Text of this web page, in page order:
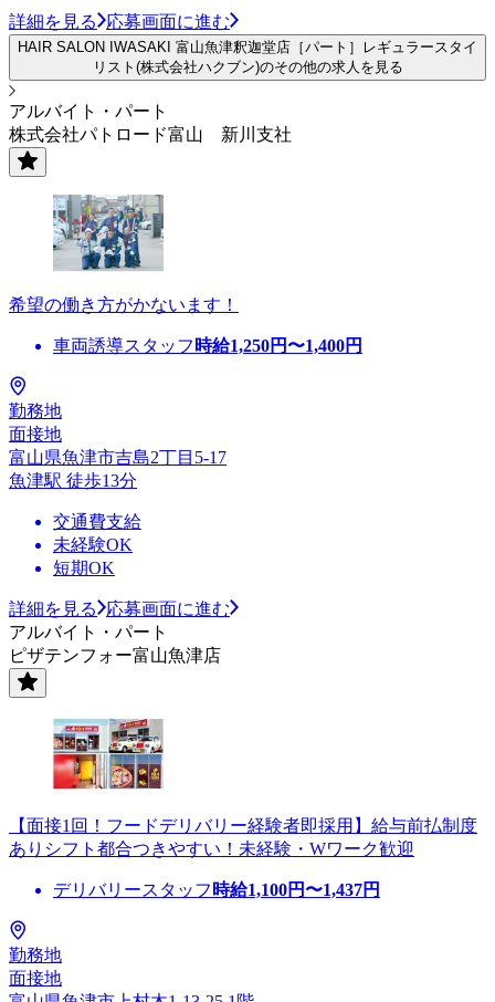
詳細を見る 応募画面に進む
HAIR SALON IWASAKI 富山魚津釈迦堂店［パート］レギュラースタイ
リスト(株式会社ハクブン)のその他の求人を見る
アルバイト・パート
株式会社パトロード富山 新川支社
希望の働き方がかないます！
車両誘導スタッフ 時給1,250円〜1,400円
勤務地
面接地
富山県魚津市吉島2丁目5-17
魚津駅 徒歩13分
交通費支給
未経験OK
短期OK
詳細を見る
応募画面に進む
アルバイト・パート
ピザテンフォー富山魚津店
【面接1回！フードデリバリー経験者即採用】給与前払制度
ありシフト都合つきやすい！未経験・Wワーク歓迎
デリバリースタッフ 時給1,100円〜1,437円
勤務地
面接地